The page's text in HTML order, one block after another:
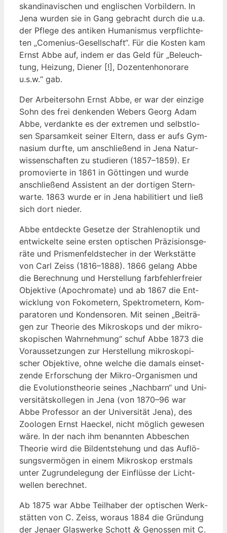
skan­di­na­vi­schen und eng­li­schen Vor­bil­dern. In
Jena wur­den sie in Gang gebracht durch die u.a.
der Pfle­ge des anti­ken Huma­nis­mus ver­pflich­te­
ten „Come­ni­us-Gesell­schaft“. Für die Kos­ten kam
Ernst Abbe auf, indem er das Geld für „Beleuch­
tung, Hei­zung, Die­ner [!], Dozen­ten­ho­no­ra­re
u.s.w.“ gab.
Der Arbei­ter­sohn Ernst Abbe, er war der ein­zi­ge
Sohn des frei den­ken­den Webers Georg Adam
Abbe, ver­dank­te es der extre­men und selbst­lo­
sen Spar­sam­keit sei­ner Eltern, dass er aufs Gym­
na­si­um durf­te, um anschlie­ßend in Jena Natur­
wis­sen­schaf­ten zu stu­die­ren (1857–1859). Er
pro­mo­vier­te in 1861 in Göt­tin­gen und wur­de
anschlie­ßend Assis­tent an der dor­ti­gen Stern­
war­te. 1863 wur­de er in Jena habi­li­tiert und ließ
sich dort nieder.
Abbe ent­deck­te Geset­ze der Strah­len­op­tik und
ent­wi­ckel­te sei­ne ers­ten opti­schen Prä­zi­si­ons­ge­
rä­te und Pris­men­feld­ste­cher in der Werk­stät­te
von Carl Zeiss (1816–1888). 1866 gelang Abbe
die Berech­nung und Her­stel­lung farb­feh­ler­frei­er
Objek­ti­ve (Apo­chro­ma­te) und ab 1867 die Ent­
wick­lung von Foko­me­tern, Spek­tro­me­tern, Kom­
pa­ra­to­ren und Kon­den­so­ren. Mit sei­nen „Bei­trä­
gen zur Theo­rie des Mikro­skops und der mikro­
sko­pi­schen Wahr­neh­mung“ schuf Abbe 1873 die
Vor­aus­set­zun­gen zur Her­stel­lung mikro­sko­pi­
scher Objek­ti­ve, ohne wel­che die damals ein­set­
zen­de Erfor­schung der Mikro-Orga­nis­men und
die Evo­lu­ti­ons­theo­rie sei­nes „Nach­barn“ und Uni­
ver­si­täts­kol­le­gen in Jena (von 1870–96 war
Abbe Pro­fes­sor an der Uni­ver­si­tät Jena), des
Zoo­lo­gen Ernst Hae­ckel, nicht mög­lich gewe­sen
wäre. In der nach ihm benann­ten Abbe­schen
Theo­rie wird die Bild­ent­ste­hung und das Auf­lö­
sungs­ver­mö­gen in einem Mikro­skop erst­mals
unter Zugrun­de­le­gung der Ein­flüs­se der Licht­
wel­len berechnet.
Ab 1875 war Abbe Teil­ha­ber der opti­schen Werk­
stät­ten von C. Zeiss, wor­aus 1884 die Grün­dung
der Jena­er Glas­wer­ke Schott & Genos­sen mit C.